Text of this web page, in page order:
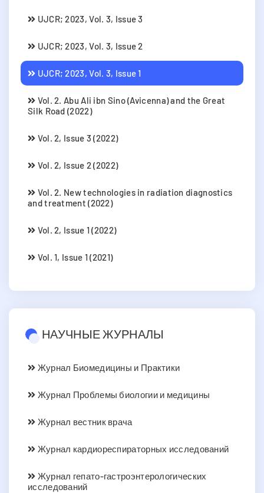
UJCR; 2023, Vol. 3, Issue 3
UJCR; 2023, Vol. 3, Issue 2
UJCR; 2023, Vol. 3, Issue 1
Vol. 2. Abu Ali ibn Sino (Avicenna) and the Great
Silk Road (2022)
Vol. 2, Issue 3 (2022)
Vol. 2, Issue 2 (2022)
Vol. 2. New technologies in radiation diagnostics
and treatment (2022)
Vol. 2, Issue 1 (2022)
Vol. 1, Issue 1 (2021)
НАУЧНЫЕ ЖУРНАЛЫ
Журнал Биомедицины и Практики
Журнал Проблемы биологии и медицины
Журнал вестник врача
Журнал кардиореспираторных исследований
Журнал гепато-гастроэнтерологических
исследований